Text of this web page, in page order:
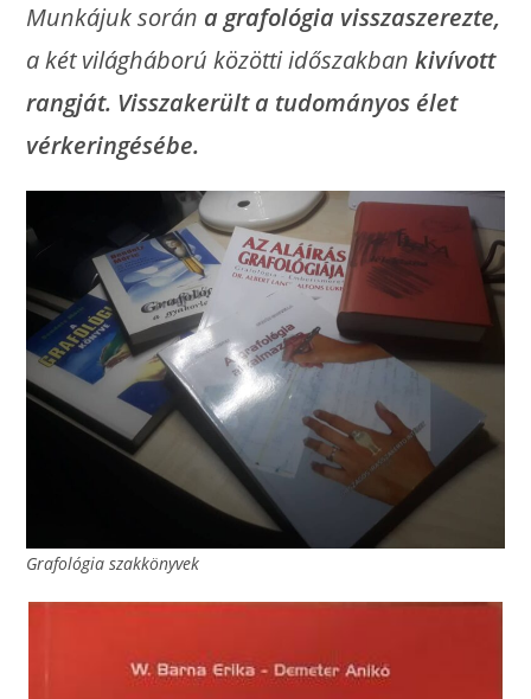
Munkájuk során a grafológia visszaszerezte,
a két világháború közötti időszakbankivívott
rangját. Visszakerült a tudományos élet
vérkeringésébe.
Grafológia szakkönyvek